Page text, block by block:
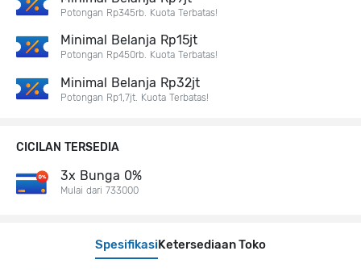
SpesifikasiKetersediaan Toko
Potongan Rp345rb. Kuota Terbatas!
Minimal Belanja Rp15jt
Potongan Rp450rb. Kuota Terbatas!
Minimal Belanja Rp32jt
Potongan Rp1,7jt. Kuota Terbatas!
CICILAN TERSEDIA
3x Bunga 0%
Mulai dari 733000